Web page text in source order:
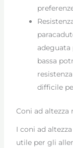
adeguata
bassa
difficile
Coni ad altezza
I coni ad
utile per gli